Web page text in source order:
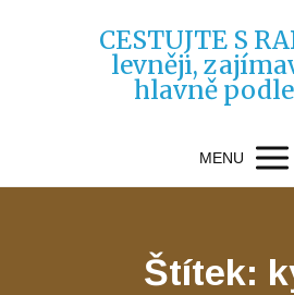
CESTUJTE S
levněji,
hlavně
MENU
Štítek: